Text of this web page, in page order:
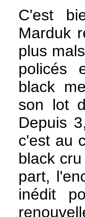
C'est
Marduk
plus
policés
black
son lot
Depuis
c'est au
black
part,
inédit